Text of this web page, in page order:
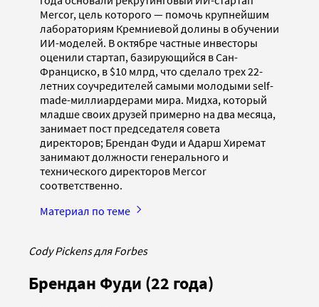
Mercor, цель которого — помочь крупнейшим
лабораториям Кремниевой долины в обучении
ИИ-моделей. В октябре частные инвесторы
оценили стартап, базирующийся в Сан-
Франциско, в $10 млрд, что сделало трех 22-
летних соучредителей самыми молодыми self-
made-миллиардерами мира. Мидха, который
младше своих друзей примерно на два месяца,
занимает пост председателя совета
директоров; Брендан Фуди и Адарш Хиремат
занимают должности генерального и
технического директоров Mercor
соответственно.
Материал по теме
Cody Pickens для Forbes
Брендан Фуди (22 года)